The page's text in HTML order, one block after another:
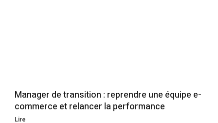
Manager de transition : reprendre une équipe e-
commerce et relancer la performance
Lire